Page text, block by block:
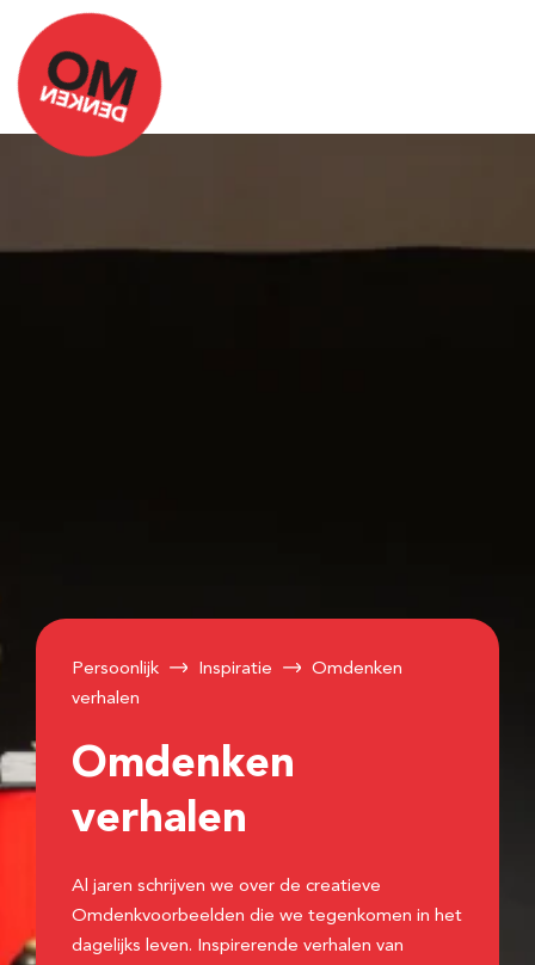
Persoonlijk Inspiratie
Omdenken
verhalen
Omdenken
verhalen
Al jaren schrijven we over de creatieve
Omdenkvoorbeelden die we tegenkomen in het
dagelijks leven. Inspirerende verhalen van